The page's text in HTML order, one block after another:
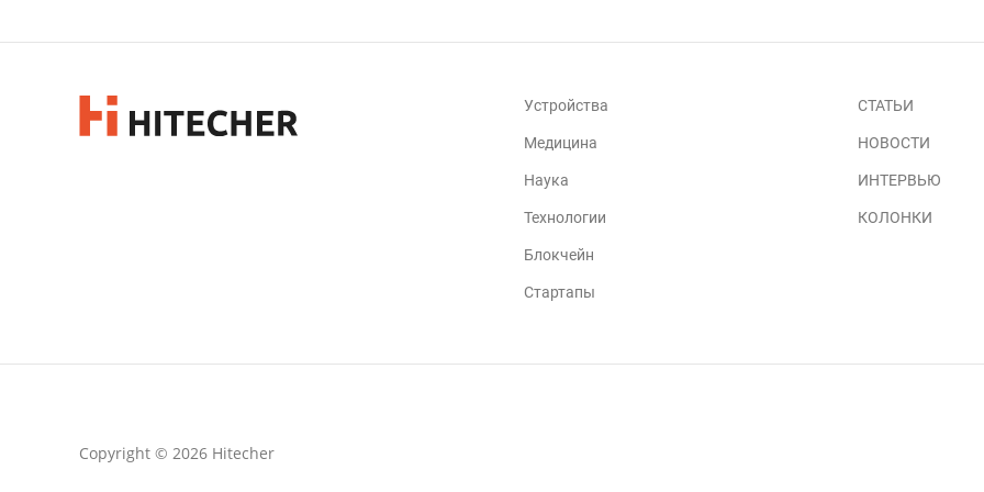
Устройства
Медицина
Наука
Технологии
Блокчейн
Стартапы
СТАТЬИ
НОВОСТИ
ИНТЕРВЬЮ
КОЛОНКИ
Copyright © 2026 Hitecher